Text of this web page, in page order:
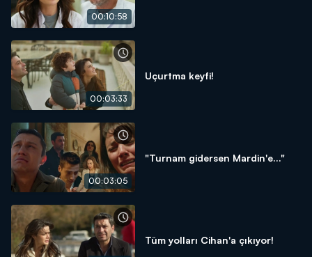
00:10:58
00:03:33
Uçurtma keyfi!
00:03:05
"Turnam gidersen Mardin'e..."
Tüm yolları Cihan'a çıkıyor!